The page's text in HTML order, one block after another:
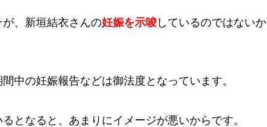
、新垣結衣さんの妊娠を示唆 しているのではないか
中の妊娠報告などは御法度となっています。
となると、あまりにイメージが悪いからです。